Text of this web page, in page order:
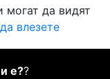
могат да видят
влезете
е??